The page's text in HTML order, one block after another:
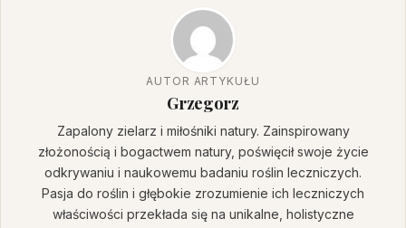
AUTOR ARTYKUŁU
Grzegorz
Zapalony zielarz i miłośniki natury. Zainspirowany
złożonością i bogactwem natury, poświęcił swoje życie
odkrywaniu i naukowemu badaniu roślin leczniczych.
Pasja do roślin i głębokie zrozumienie ich leczniczych
właściwości przekłada się na unikalne, holistyczne